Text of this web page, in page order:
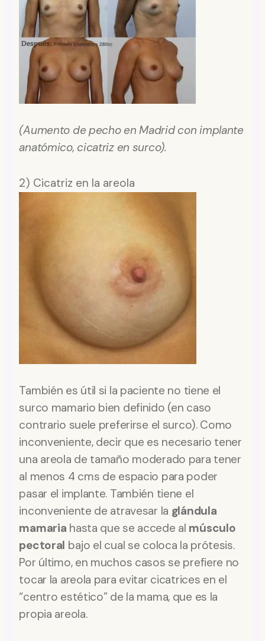
(Aumento de pecho en Madrid conimplante
anatómico, cicatriz en surco).
2) Cicatriz en la areola
También es útil si la paciente no tiene el
surco mamario bien definido (en caso
contrario suele preferirse el surco). Como
inconveniente, decir que es necesario tener
una areola de tamaño moderado para tener
al menos 4 cms de espacio para poder
pasar el implante. También tiene el
inconveniente de atravesar la glándula
mamaria hasta que se accede al músculo
pectoral bajo el cual se coloca la prótesis.
Por último, en muchos casos se prefiere no
tocar la areola para evitar cicatrices en el
“centro estético” de la mama, que es la
propia areola.